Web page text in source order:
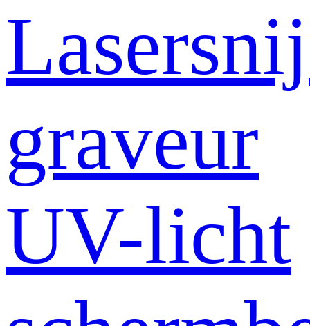
graveur
UV-licht